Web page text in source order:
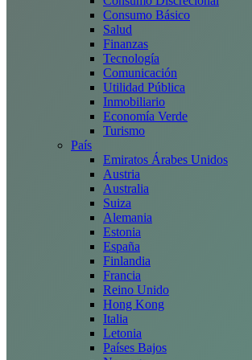
Consumo Básico
Salud
Finanzas
Tecnología
Comunicación
Utilidad Pública
Inmobiliario
Economía Verde
Turismo
País
Emiratos Árabes Unidos
Austria
Australia
Suiza
Alemania
Estonia
España
Finlandia
Francia
Reino Unido
Hong Kong
Italia
Letonia
Países Bajos